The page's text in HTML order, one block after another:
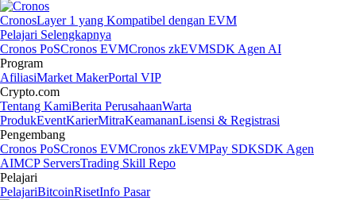
CronosLayer 1 yang Kompatibel dengan EVM
Pelajari Selengkapnya
Cronos PoSCronos EVMCronos zkEVMSDK Agen AI
Program
AfiliasiMarket MakerPortal VIP
Crypto.com
Tentang KamiBerita PerusahaanWarta
ProdukEventKarierMitraKeamananLisensi & Registrasi
Pengembang
Cronos PoSCronos EVMCronos zkEVMPay SDKSDK Agen
AIMCP ServersTrading Skill Repo
Pelajari
PelajariBitcoinRisetInfo Pasar